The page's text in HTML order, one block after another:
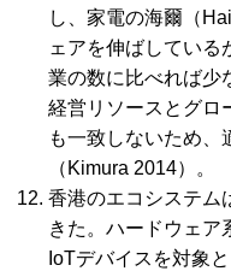
し、家電の海爾 （
ェアを伸ばしている
業の数に比べれば少
経営リソースとグロ
も一致しないため、
（Kimura 2014）。
香港のエコシステム
きた。ハードウェア
IoTデバイスを対象